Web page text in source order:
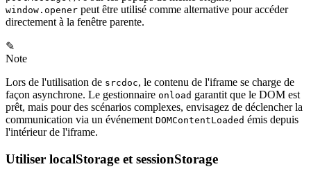
window.opener peut être utilisé comme alternative pour accéder
directement à la fenêtre parente.
✎
Note
Lors de l'utilisation de srcdoc, le contenu de l'iframe se charge de
façon asynchrone. Le gestionnaire onload garantit que le DOM est
prêt, mais pour des scénarios complexes, envisagez de déclencher la
communication via un événement DOMContentLoaded émis depuis
l'intérieur de l'iframe.
Utiliser localStorage et sessionStorage